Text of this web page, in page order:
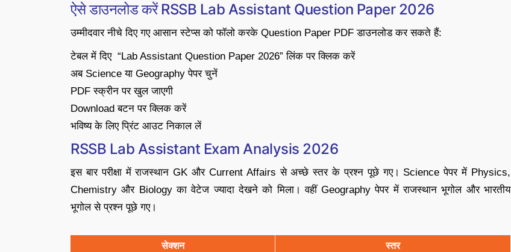
ऐसे डाउनलोड करें RSSB Lab Assistant Question Paper 2026
उम्मीदवार नीचे दिए गए आसान स्टेप्स को फॉलो करके Question Paper PDF डाउनलोड कर सकते हैं:
टेबल में दिए “Lab Assistant Question Paper 2026” लिंक पर क्लिक करें
अब Science या Geography पेपर चुनें
PDF स्क्रीन पर खुल जाएगी
Download बटन पर क्लिक करें
भविष्य के लिए प्रिंट आउट निकाल लें
RSSB Lab Assistant Exam Analysis 2026
इस बार परीक्षा में राजस्थान GK और Current Affairs से अच्छे स्तर के प्रश्न पूछे गए। Science पेपर में Physics,
Chemistry और Biology का वेटेज ज्यादा देखने को मिला। वहीं Geography पेपर में राजस्थान भूगोल और भारतीय
भूगोल से प्रश्न पूछे गए।
सेक्शन स्तर